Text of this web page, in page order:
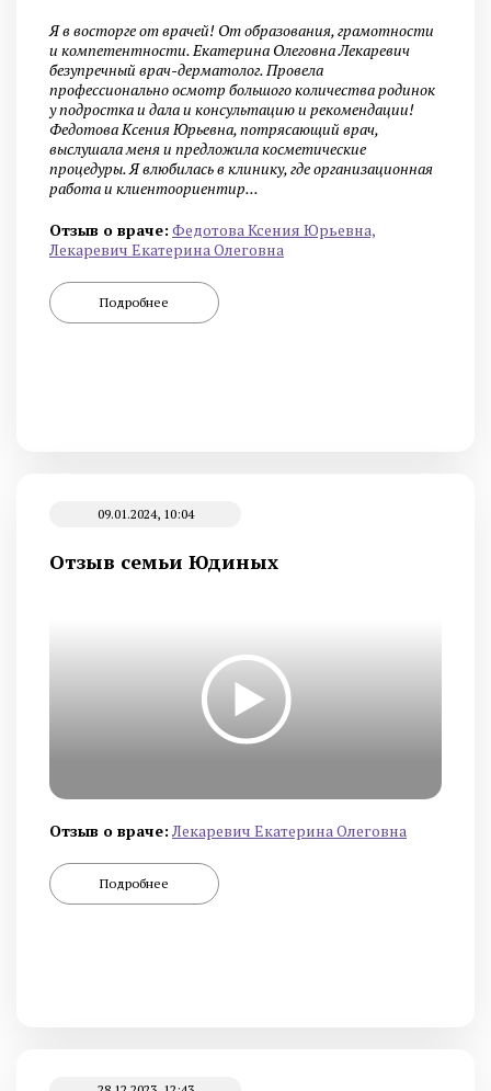
Я в восторге от врачей! От образования, грамотности
и компетентности. Екатерина Олеговна Лекаревич
безупречный врач-дерматолог. Провела
профессионально осмотр большого количества родинок
у подростка и дала и консультацию и рекомендации!
Федотова Ксения Юрьевна, потрясающий врач,
выслушала меня и предложила косметические
процедуры. Я влюбилась в клинику, где организационная
работа и клиентоориентир...
Отзыв о враче: Федотова Ксения Юрьевна,
Лекаревич Екатерина Олеговна
Подробнее
09.01.2024, 10:04
Отзыв семьи Юдиных
Отзыв о враче: Лекаревич Екатерина Олеговна
Подробнее